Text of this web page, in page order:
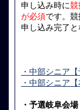
申し込み時に競
が必須です。
申し込み完了と
・中部シニア
・中部シニア
・予選岐阜会場